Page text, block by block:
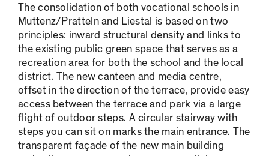
The consolidation of both vocational schools in
Muttenz/Pratteln and Liestal is based on two
principles: inward structural density and links to
the existing public green space that serves as a
recreation area for both the school and the local
district. The new canteen and media centre,
offset in the direction of the terrace, provide easy
access between the terrace and park via a large
flight of outdoor steps. A circular stairway with
steps you can sit on marks the main entrance. The
transparent façade of the new main building